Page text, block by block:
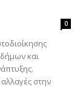
0
και
στην